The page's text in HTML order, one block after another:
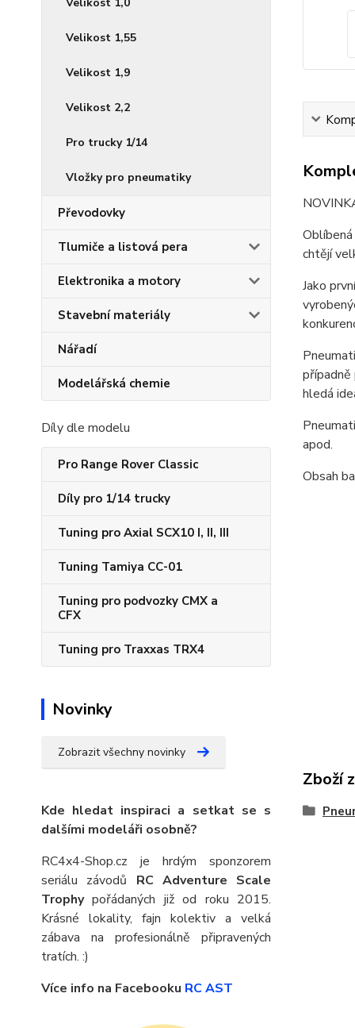
Velikost 1,55
Velikost 1,9
Velikost 2,2
Pro trucky 1/14
Vložky pro pneumatiky
Převodovky
Tlumiče a listová pera
Elektronika a motory
Stavební materiály
Nářadí
Modelářská chemie
Díly dle modelu
Pro Range Rover Classic
Díly pro 1/14 trucky
Tuning pro Axial SCX10 I, II, III
Tuning Tamiya CC-01
Tuning pro podvozky CMX a
CFX
Tuning pro Traxxas TRX4
Novinky
Zobrazit všechny novinky
Kde hledat inspiraci a setkat se s
dalšími modeláři osobně?
RC4x4-Shop.cz je hrdým sponzorem
seriálu závodů RC Adventure Scale
Trophypořádaných již od roku 2015.
Krásné lokality, fajn kolektiv a velká
zábava na profesionálně připravených
tratích. :)
Více info na Facebooku RC AST
chtějí
Jako
případně
hledá
apod.
Obsah
Zboží